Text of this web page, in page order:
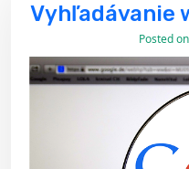
Vyhľadávanie
Posted on